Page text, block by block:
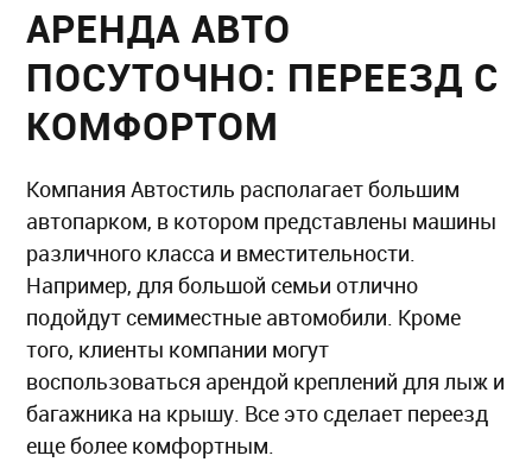
АРЕНДА АВТО
ПОСУТОЧНО: ПЕРЕЕЗД С
КОМФОРТОМ
Компания Автостиль располагает большим
автопарком, в котором представлены машины
различного класса и вместительности.
Например, для большой семьи отлично
подойдут семиместные автомобили. Кроме
того, клиенты компании могут
воспользоваться арендой креплений для лыж и
багажника на крышу. Все это сделает переезд
еще более комфортным.